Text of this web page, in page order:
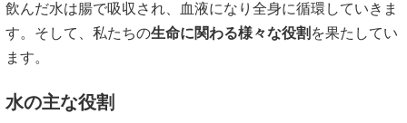
飲んだ水は腸で吸収され、血液になり全身に循環していきま
す。そして、私たちの生命に関わる様々な役割 を果たしてい
ます。
水の主な役割